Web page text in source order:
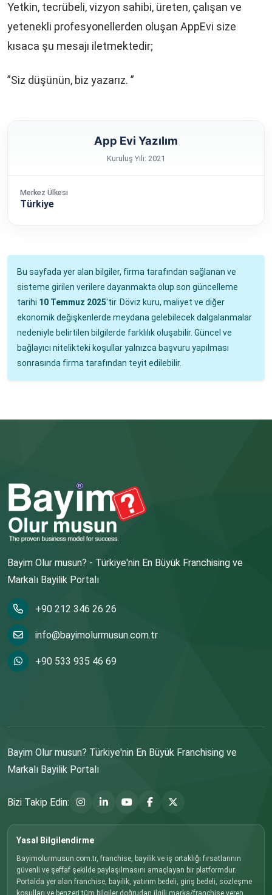
Yetkin, tecrübeli, vizyon sahibi, üreten, çalışan ve
yetenekli profesyonellerden oluşan AppEvi size
kısaca şu mesajı iletmektedir;
”Siz düşünün, biz yazarız. ”
App Evi Yazılım
Kuruluş Yılı: 2021
Merkez Ülkesi
Türkiye
Bu sayfada yer alan bilgiler, firma tarafından sağlanan ve
sisteme girilen verilere dayanmakta olup son güncelleme
tarihi 10 Temmuz 2025'tir. Döviz kuru, maliyet ve diğer
ekonomik değişkenlerde meydana gelebilecek dalgalanmalar
nedeniyle belirtilen bilgilerde farklılık oluşabilir. Güncel ve
bağlayıcı nitelikteki koşullar yalnızca başvuru yapılması
sonrasında firma tarafından teyit edilebilir.
Bayim Olur musun? - Türkiye'nin En Büyük Franchising ve
Markalı Bayilik Portalı
+90 212 346 26 26
info@bayimolurmusun.com.tr
+90 533 935 46 69
Bayim Olur musun? Türkiye'nin En Büyük Franchising ve
Markalı Bayilik Portalı
Bizi Takip Edin:
Yasal Bilgilendirme
Bayimolurmusun.com.tr, franchise, bayilik ve iş ortaklığı fırsatlarının
güvenli ve şeffaf şekilde paylaşılmasını amaçlayan bir platformdur.
Portalda yer alan franchise, bayilik, yatırım bedeli, giriş bedeli, sözleşme
koşulları ve benzeri tüm bilgiler doğrudan ilgili marka/franchise veren